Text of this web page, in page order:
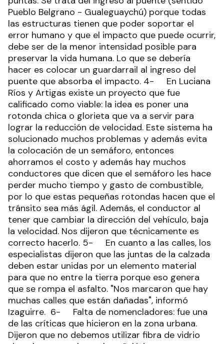
Pueblo Belgrano - Gualeguaychú) porque todas
las estructuras tienen que poder soportar el
error humano y que el impacto que puede ocurrir,
debe ser de la menor intensidad posible para
preservar la vida humana. Lo que se debería
hacer es colocar un guardarrail al ingreso del
puente que absorba el impacto. 4- En Luciana
Ríos y Artigas existe un proyecto que fue
calificado como viable: la idea es poner una
rotonda chica o glorieta que va a servir para
lograr la reducción de velocidad. Este sistema ha
solucionado muchos problemas y además evita
la colocación de un semáforo, entonces
ahorramos el costo y además hay muchos
conductores que dicen que el semáforo les hace
perder mucho tiempo y gasto de combustible,
por lo que estas pequeñas rotondas hacen que el
tránsito sea más ágil. Además, el conductor al
tener que cambiar la dirección del vehículo, baja
la velocidad. Nos dijeron que técnicamente es
correcto hacerlo. 5- En cuanto a las calles, los
especialistas dijeron que las juntas de la calzada
deben estar unidas por un elemento material
para que no entre la tierra porque eso genera
que se rompa el asfalto. "Nos marcaron que hay
muchas calles que están dañadas", informó
Izaguirre. 6- Falta de nomencladores: fue una
de las críticas que hicieron en la zona urbana.
Dijeron que no debemos utilizar fibra de vidrio